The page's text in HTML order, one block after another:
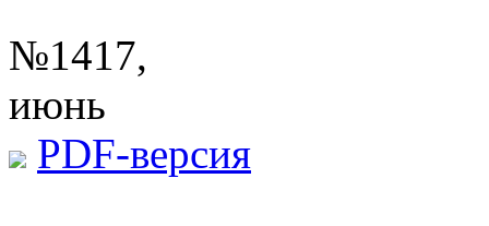
№1417,
июнь
PDF-версия